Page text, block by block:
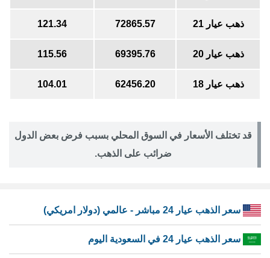
ذهب عيار 21 72865.57
121.34
ذهب عيار 20 69395.76
115.56
ذهب عيار 18 62456.20
104.01
قد تختلف الأسعار في السوق المحلي بسبب فرض بعض الدول
ضرائب على الذهب.
سعر الذهب عيار 24 مباشر - عالمي (دولار امريكي)
سعر الذهب عيار 24 في السعودية اليوم